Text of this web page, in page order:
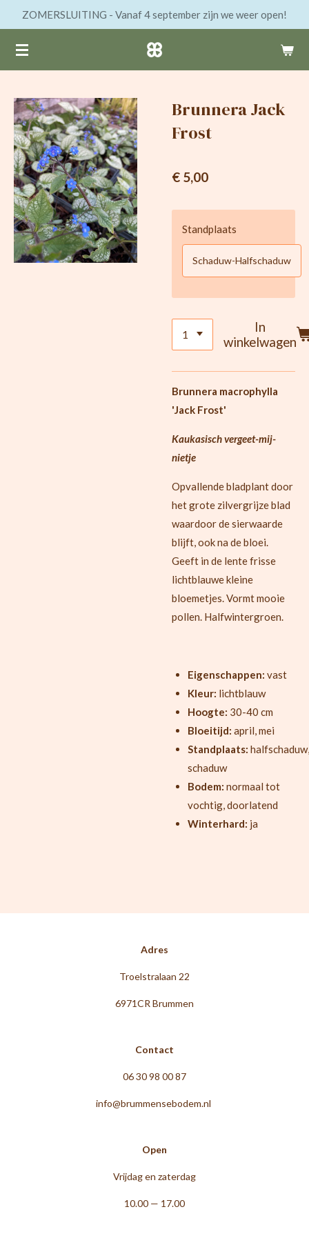
naar
de
ZOMERSLUITING - Vanaf 4 september zijn we weer open!
Brunnera Jack
Frost
€ 5,00
Standplaats
Schaduw-Halfschaduw
In
winkelwagen
Brunnera macrophylla
'Jack Frost'
Kaukasisch vergeet-mij-
nietje
Opvallende bladplant door
het grote zilvergrijze blad
waardoor de sierwaarde
blijft, ook na de bloei.
Geeft in de lente frisse
lichtblauwe kleine
bloemetjes. Vormt mooie
pollen. Halfwintergroen.
Eigenschappen: vast
Kleur: lichtblauw
Hoogte: 30-40 cm
Bloeitijd: april, mei
Standplaats: halfschaduw,
schaduw
Bodem: normaal tot
vochtig, doorlatend
Winterhard: ja
Adres
Troelstralaan 22
6971CR Brummen
Contact
06 30 98 00 87
info@brummensebodem.nl
Open
Vrijdag en zaterdag
10.00 — 17.00